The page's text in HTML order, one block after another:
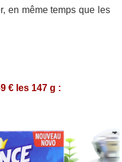
en même temps que les
€ les 147 g :